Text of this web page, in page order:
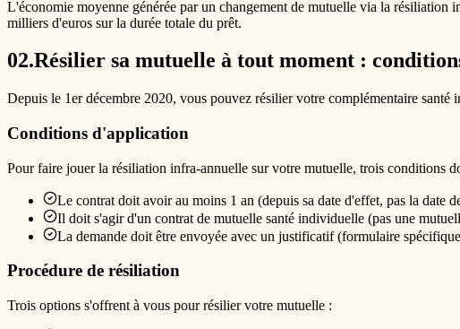
L'économie moyenne générée par un changement de mutuelle via la résiliation
milliers d'euros sur la durée totale du prêt.
02.Résilier sa mutuelle à tout moment :
Depuis le 1er décembre 2020, vous pouvez résilier votre complémentaire
Conditions d'application
Pour faire jouer la résiliation infra-annuelle sur votre mutuelle, trois conditions
Le contrat doit avoir au moins 1 an (depuis sa date d'effet, pas la date
Il doit s'agir d'un contrat de mutuelle santé individuelle (pas une
La demande doit être envoyée avec un justificatif (formulaire
Procédure de résiliation
Trois options s'offrent à vous pour résilier votre mutuelle :